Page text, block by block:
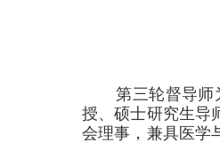
第三轮督导师
授、硕士研究生导
会理事，兼具医学